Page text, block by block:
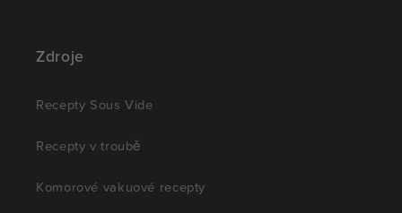
Zdroje
Recepty Sous Vide
Recepty v troubě
Komorové vakuové recepty